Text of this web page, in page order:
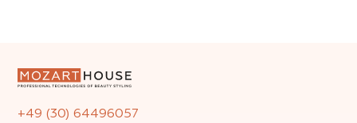
+49 (30) 64496057